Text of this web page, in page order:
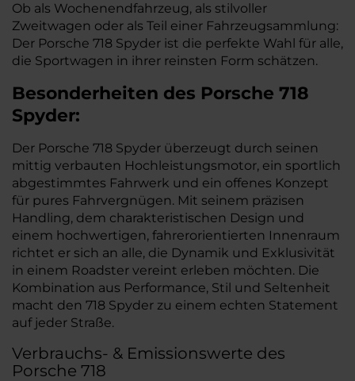
Ob als Wochenendfahrzeug, als stilvoller
Zweitwagen oder als Teil einer Fahrzeugsammlung:
Der Porsche 718 Spyder ist die perfekte Wahl für alle,
die Sportwagen in ihrer reinsten Form schätzen.
Besonderheiten des Porsche 718
Spyder:
Der Porsche 718 Spyder überzeugt durch seinen
mittig verbauten Hochleistungsmotor, ein sportlich
abgestimmtes Fahrwerk und ein offenes Konzept
für pures Fahrvergnügen. Mit seinem präzisen
Handling, dem charakteristischen Design und
einem hochwertigen, fahrerorientierten Innenraum
richtet er sich an alle, die Dynamik und Exklusivität
in einem Roadster vereint erleben möchten. Die
Kombination aus Performance, Stil und Seltenheit
macht den 718 Spyder zu einem echten Statement
auf jeder Straße.
Verbrauchs- & Emissionswerte des
Porsche 718